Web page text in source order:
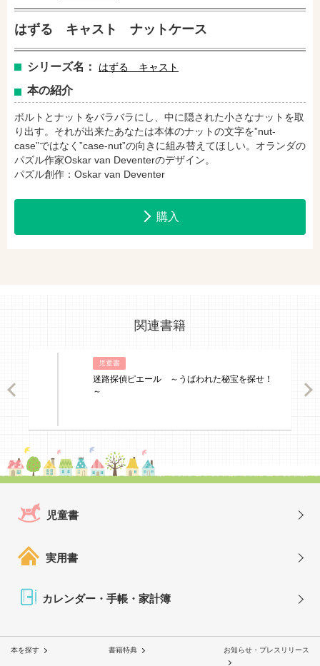
はずる キャスト ナットケース
シリーズ名： はずる キャスト
本の紹介
ボルトとナットをバラバラにし、中に隠された小さなナットを取
り出す。それが出来たあなたは本体のナットの文字を”nut-
case”ではなく”case-nut”の向きに組み替えてほしい。オランダの
パズル作家Oskar van Deventerのデザイン。
パズル創作：Oskar van Deventer
購入
amazonで購入 楽天ブックスで購入
セブンネットショッピングで購入
e-honで購入 Honya Club.comで購入
hontoで購入
関連書籍
児童書
迷路探偵ピエール ～うばわれた秘宝を探せ！
～
児童書
実用書
カレンダー・手帳・家計簿
本を探す 書籍特典 お知らせ・プレスリリース